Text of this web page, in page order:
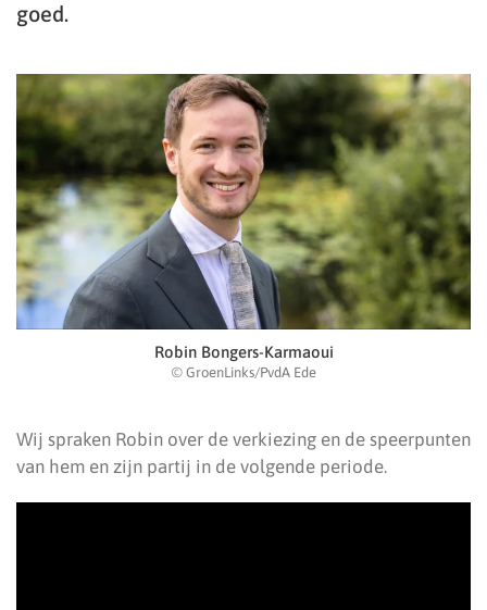
goed.
Robin Bongers-Karmaoui
© GroenLinks/PvdA Ede
Wij spraken Robin over de verkiezing en de speerpunten
van hem en zijn partij in de volgende periode.